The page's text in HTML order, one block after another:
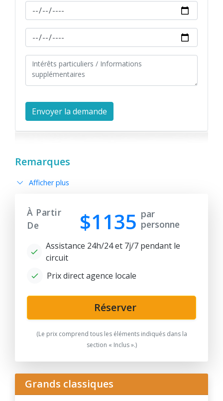
Remarques
Afficher plus
À Partir
De
$1135 par
personne
Assistance 24h/24 et 7j/7 pendant le
circuit
Prix ​​direct agence locale
Réserver
(Le prix comprend tous les éléments indiqués dans la
section « Inclus ».)
Grands classiques